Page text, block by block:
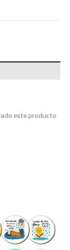
este producto